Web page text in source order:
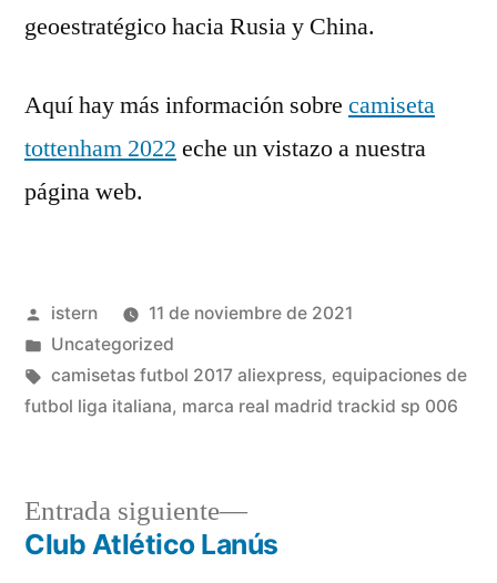
geoestratégico hacia Rusia y China.
Aquí hay más información sobre camiseta
tottenham 2022 eche un vistazo a nuestra
página web.
Publicado
por
istern
11 de noviembre de 2021
Publicado
en
Uncategorized
Etiquetas:
camisetas futbol 2017 aliexpress, equipaciones de
futbol liga italiana, marca real madrid trackid sp 006
Navegación
Entrada siguiente
Entrada
siguiente:
Club Atlético Lanús